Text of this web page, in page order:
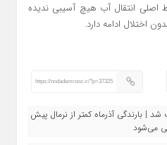
انتقال آب هیچ آسیبی ندیده
اختلال ادامه دارد.
https://nodademrooz.ir/?p=37325
| بارندگی آذرماه کمتر از نرمال پیش‌
می‌شود